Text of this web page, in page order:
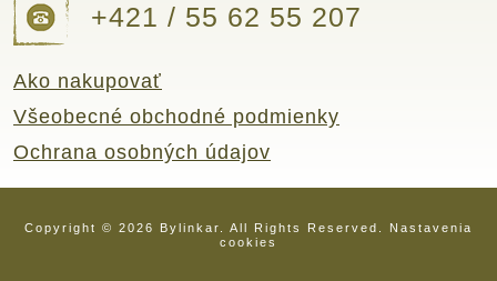
Ako nakupovať
Všeobecné obchodné podmienky
Ochrana osobných údajov
+421 / 55 62 55 207
Copyright © 2026 Bylinkar. All Rights Reserved. Nastavenia
cookies